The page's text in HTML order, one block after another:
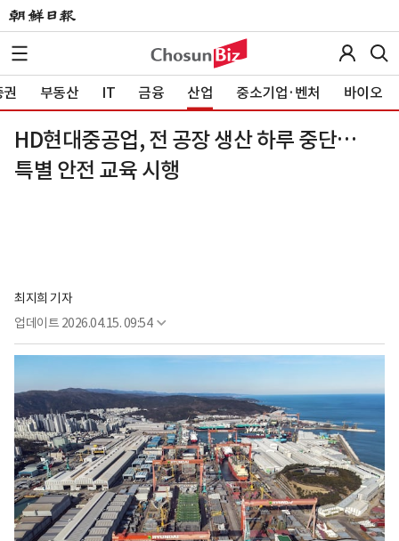
부동산 IT 금융 산업 중소기업·벤처 바이오
HD현대중공업, 전 공장 생산 하루 중단…
특별 안전 교육 시행
최지희 기자
업데이트 2026.04.15. 09:54